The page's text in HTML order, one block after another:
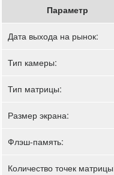
Параметр
Дата выхода на рынок:
Тип камеры:
Тип матрицы:
Размер экрана:
Флэш-память:
Количество точек